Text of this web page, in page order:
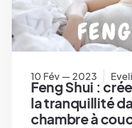
10 Fév — 2023
Feng Shui :
la tranquillité
chambre à